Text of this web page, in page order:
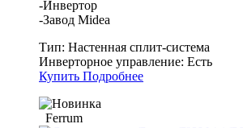
-Инвертор
-Завод Midea
Тип: Настенная сплит-система
Инверторное управление: Есть
Купить Подробнее
Ferrum